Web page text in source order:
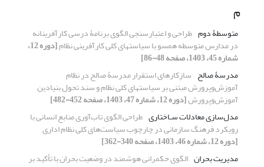
م
متوسطۀ دوم طراحی و اعتبارسنجی الگوی برنامۀ درسی کارآفرینانه
در مدارس متوسطه همسو با سیاست‏های کلی کارآفرینی نظام [دوره 12،
شماره 45، 1403، صفحه 48-86]
مدرسۀ صالح سازِکارهای استقرار مدرسۀ صالح در نظام
آموزش‌وپرورش مبتنی بر سیاست‏های کلی نظام و سند تحول بنیادین
آموزش‌وپرورش[دوره 12، شماره 47، 1403، صفحه 452-482]
مدل‌سازی معادلات سـاختاری طراحی الگوی تاب‌آوری منابع انسانی با
رویکرد فرهنگ سازمانی در چارچوب سیاست‌های کلی نظام اداری
[دوره 12، شماره 46، 1403، صفحه 340-362]
مدیریت بحران الگوی حکمرانی هوشمند در وضعیت بحران با تأکید بر